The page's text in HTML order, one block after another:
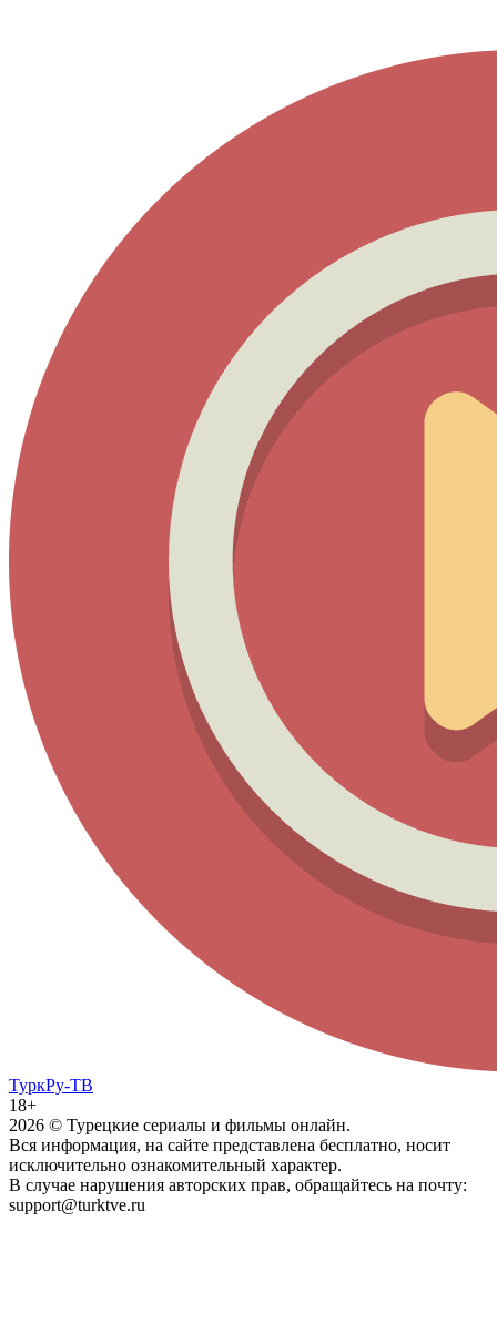
ТуркРу-ТВ
18+
2026 © Турецкие сериалы и фильмы онлайн.
Вся информация, на сайте представлена бесплатно, носит
исключительно ознакомительный характер.
В случае нарушения авторских прав, обращайтесь на почту:
support@turktve.ru